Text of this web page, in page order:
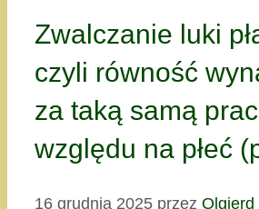
Zwalczanie luki
czyli równość
za taką samą
względu na płeć
16 grudnia 2025 przez Olgierd